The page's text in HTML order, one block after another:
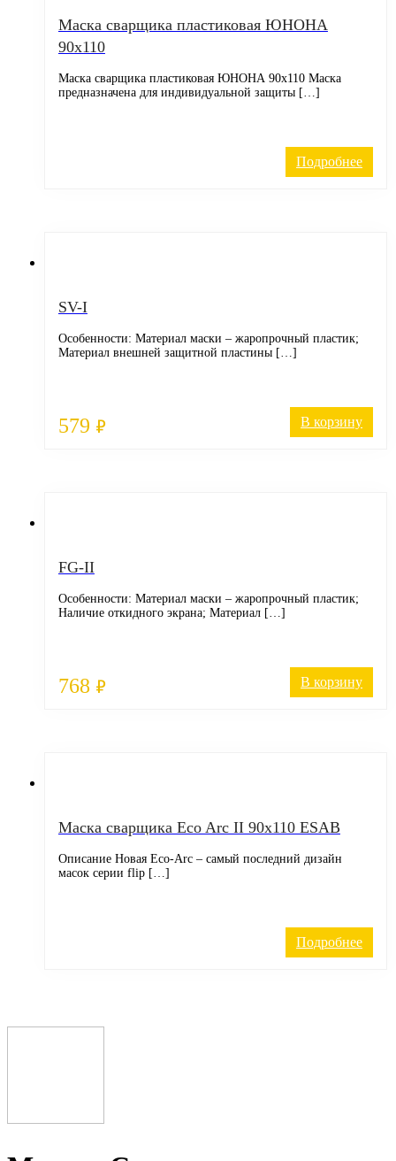
Маска сварщика пластиковая ЮНОНА
90х110
Маска сварщика пластиковая ЮНОНА 90х110 Маска
предназначена для индивидуальной защиты […]
Подробнее
SV-I
579 ₽
Особенности: Материал маски – жаропрочный пластик;
Материал внешней защитной пластины […]
В корзину
FG-II
768 ₽
Особенности: Материал маски – жаропрочный пластик;
Наличие откидного экрана; Материал […]
В корзину
Маска сварщика Eco Arc II 90х110 ESAB
Описание Новая Eco-Arc – самый последний дизайн
масок серии flip […]
Подробнее